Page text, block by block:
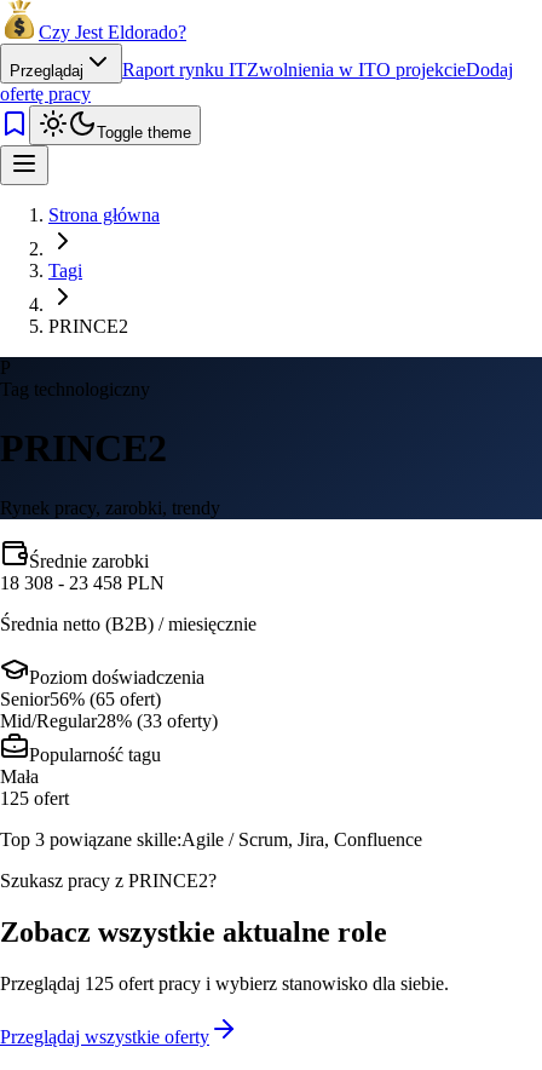
Czy Jest Eldorado?
Przeglądaj Raport rynku ITZwolnienia w ITO projekcieDodaj
ofertę pracy
Toggle theme
Strona główna
Tagi
PRINCE2
P
Tag technologiczny
PRINCE2
Rynek pracy, zarobki, trendy
Średnie zarobki
18 308 - 23 458 PLN
Średnia netto (B2B) / miesięcznie
Poziom doświadczenia
Senior56% (65 ofert)
Mid/Regular28% (33 oferty)
Popularność tagu
Mała
125 ofert
Top 3 powiązane skille:Agile / Scrum, Jira, Confluence
Szukasz pracy z PRINCE2?
Zobacz wszystkie aktualne role
Przeglądaj 125 ofert pracy i wybierz stanowisko dla siebie.
Przeglądaj wszystkie oferty